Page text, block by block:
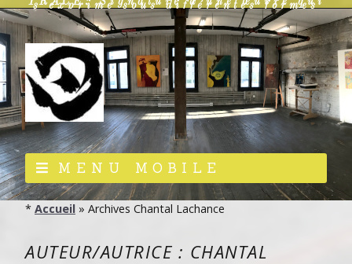
s’exprime sous différentes formes
MENU MOBILE
* Accueil » Archives Chantal Lachance
AUTEUR/AUTRICE : CHANTAL